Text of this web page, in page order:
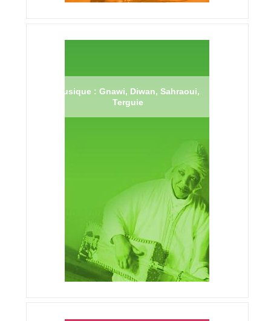
Musique : Gnawi, Diwan, Sahraoui,
Terguie